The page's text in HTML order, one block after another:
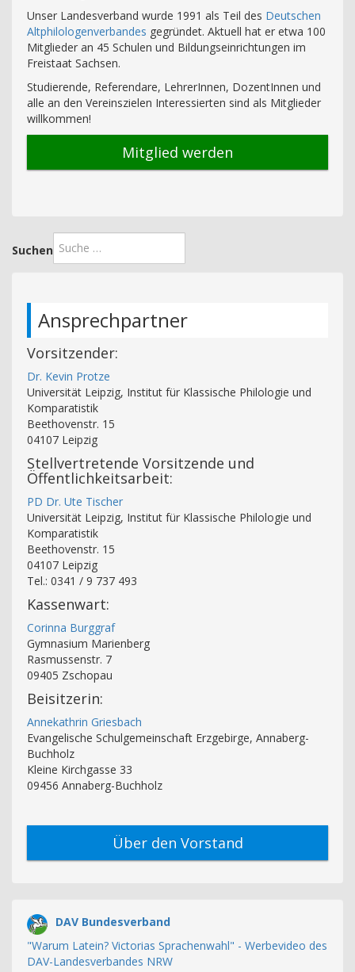
Unser Landesverband wurde 1991 als Teil des Deutschen
Altphilologenverbandes gegründet. Aktuell hat er etwa 100
Mitglieder an 45 Schulen und Bildungseinrichtungen im
Freistaat Sachsen.
Studierende, Referendare, LehrerInnen, DozentInnen und
alle an den Vereinszielen Interessierten sind als Mitglieder
willkommen!
Mitglied werden
Suchen
Ansprechpartner
Vorsitzender:
Dr. Kevin Protze
Universität Leipzig, Institut für Klassische Philologie und
Komparatistik
Beethovenstr. 15
04107 Leipzig
Stellvertretende Vorsitzende und
Öffentlichkeitsarbeit:
PD Dr. Ute Tischer
Universität Leipzig, Institut für Klassische Philologie und
Komparatistik
Beethovenstr. 15
04107 Leipzig
Tel.: 0341 / 9 737 493
Kassenwart:
Corinna Burggraf
Gymnasium Marienberg
Rasmussenstr. 7
09405 Zschopau
Beisitzerin:
Annekathrin Griesbach
Evangelische Schulgemeinschaft Erzgebirge, Annaberg-
Buchholz
Kleine Kirchgasse 33
09456 Annaberg-Buchholz
Über den Vorstand
DAV Bundesverband
"Warum Latein? Victorias Sprachenwahl" - Werbevideo des
DAV-Landesverbandes NRW